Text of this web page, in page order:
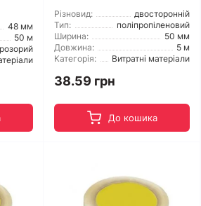
48 мм
50 м
Різновид:
двосторонній
Тип:
поліпропіленовий
Ширина:
50 мм
Довжина:
5 м
Категорія:
Витратні матеріали
38.59 грн
До кошика